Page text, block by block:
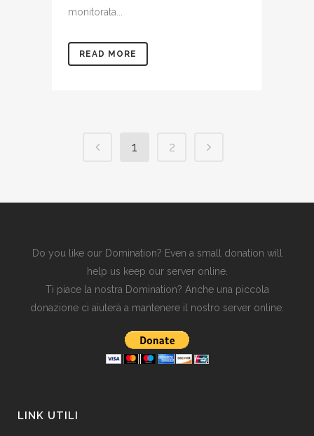
monitorata...
READ MORE
1 2
Do you like our Domination? Even a small donation will
help us keep our server online.
Ti piace la nostra Domination? Anche una piccola
donazione ci aiuterà a mantenere il nostro server online.
LINK UTILI